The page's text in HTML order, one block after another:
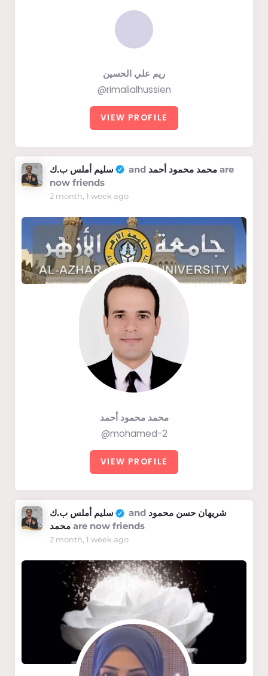
ريم علي الحسين
@rimalialhussien
VIEW PROFILE
سليم أملس ب.ك and محمد محمود أحمد are
now friends
2 month, 1 week ago
محمد محمود أحمد
@mohamed-2
VIEW PROFILE
سليم أملس ب.ك and شريهان حسن محمود
محمد are now friends
2 month, 1 week ago